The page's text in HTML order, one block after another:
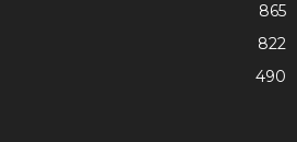
865
822
490